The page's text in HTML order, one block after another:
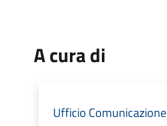
A cura di
Ufficio Comunicazione